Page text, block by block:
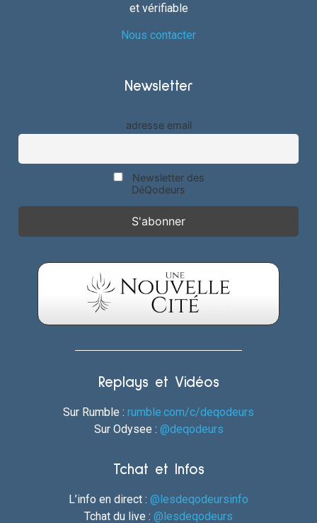
et vérifiable
Nous contacter
Newsletter
adresse email
Newsletter des
DéQodeurs
Replays et Vidéos
Sur Rumble : rumble.com/c/deqodeurs
Sur Odysee : @deqodeurs
Tchat et Infos
L’info en direct : @lesdeqodeursinfo
Tchat du live : @lesdeqodeurs